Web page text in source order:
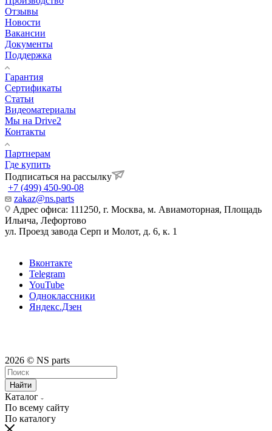
Отзывы
Новости
Вакансии
Документы
Поддержка
Гарантия
Сертификаты
Статьи
Видеоматериалы
Мы на Drive2
Контакты
Партнерам
Где купить
Подписаться на рассылку
+7 (499) 450-90-08
zakaz@ns.parts
Адрес офиса: 111250, г. Москва, м. Авиамоторная, Площадь
Ильича, Лефортово
ул. Проезд завода Серп и Молот, д. 6, к. 1
Вконтакте
Telegram
YouTube
Одноклассники
Яндекс.Дзен
2026 © NS parts
Найти
Каталог
По всему сайту
По каталогу